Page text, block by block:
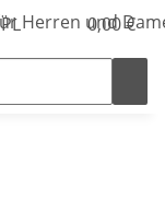
PL 0,00 €